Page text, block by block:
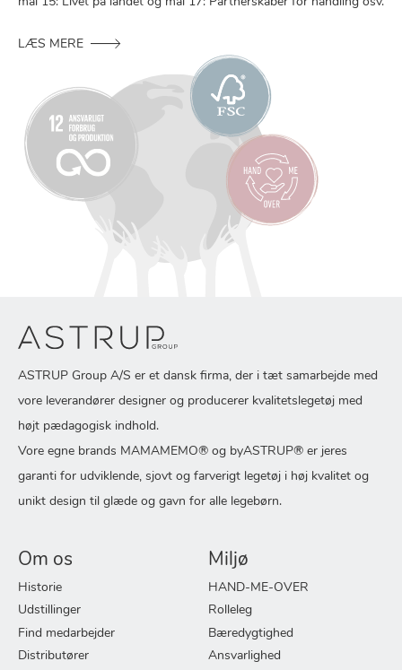
LÆS MERE
ASTRUP Group A/S er et dansk firma, der i tæt samarbejde med
vore leverandører designer og producerer kvalitetslegetøj med
højt pædagogisk indhold.
Vore egne brands MAMAMEMO® og byASTRUP® er jeres
garanti for udviklende, sjovt og farverigt legetøj i høj kvalitet og
unikt design til glæde og gavn for alle legebørn.
Om os
Historie
Udstillinger
Find medarbejder
Distributører
Miljø
HAND-ME-OVER
Rolleleg
Bæredygtighed
Ansvarlighed